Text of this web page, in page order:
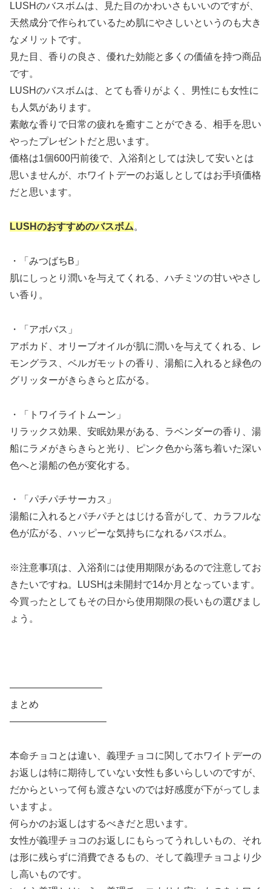
LUSHのバスボムは、見た目のかわいさもいいのですが、
天然成分で作られているため肌にやさしいというのも大き
なメリットです。
見た目、香りの良さ、優れた効能と多くの価値を持つ商品
です。
LUSHのバスボムは、とても香りがよく、男性にも女性に
も人気があります。
素敵な香りで日常の疲れを癒すことができる、相手を思い
やったプレゼントだと思います。
価格は1個600円前後で、入浴剤としては決して安いとは
思いませんが、ホワイトデーのお返しとしてはお手頃価格
だと思います。
LUSHのおすすめのバスボム。
・「みつばちB」
肌にしっとり潤いを与えてくれる、ハチミツの甘いやさし
い香り。
・「アボバス」
アボカド、オリーブオイルが肌に潤いを与えてくれる、レ
モングラス、ベルガモットの香り、湯船に入れると緑色の
グリッターがきらきらと広がる。
・「トワイライトムーン」
リラックス効果、安眠効果がある、ラベンダーの香り、湯
船にラメがきらきらと光り、ピンク色から落ち着いた深い
色へと湯船の色が変化する。
・「パチパチサーカス」
湯船に入れるとパチパチとはじける音がして、カラフルな
色が広がる、ハッピーな気持ちになれるバスボム。
※注意事項は、入浴剤には使用期限があるので注意してお
きたいですね。LUSHは未開封で14か月となっています。
今買ったとしてもその日から使用期限の長いもの選びまし
ょう。
—————————–
まとめ
——————————
本命チョコとは違い、義理チョコに関してホワイトデーの
お返しは特に期待していない女性も多いらしいのですが、
だからといって何も渡さないのでは好感度が下がってしま
いますよ。
何らかのお返しはするべきだと思います。
女性が義理チョコのお返しにもらってうれしいもの、それ
は形に残らずに消費できるもの、そして義理チョコより少
し高いものです。